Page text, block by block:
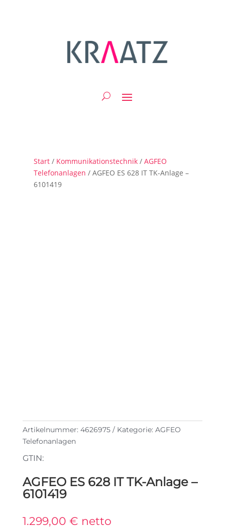
Start / Kommunikationstechnik /AGFEO
Telefonanlagen / AGFEO ES 628 IT TK-Anlage –
6101419
Artikelnummer: 4626975 Kategorie: AGFEO
Telefonanlagen
GTIN:
AGFEO ES 628 IT TK-Anlage –
6101419
1.299,00 € netto